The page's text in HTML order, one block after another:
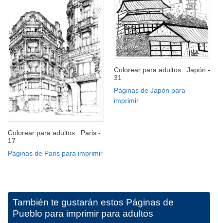
Colorear para adultos : Paris -
17
Páginas de Paris para imprimir
Colorear para adultos : Japón -
31
Páginas de Japón para
imprimir
También te gustarán estos Páginas de
Pueblo para imprimir para adultos